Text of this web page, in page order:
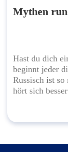
Mythen
Hast du dich
beginnt jeder
Russisch ist
hört sich